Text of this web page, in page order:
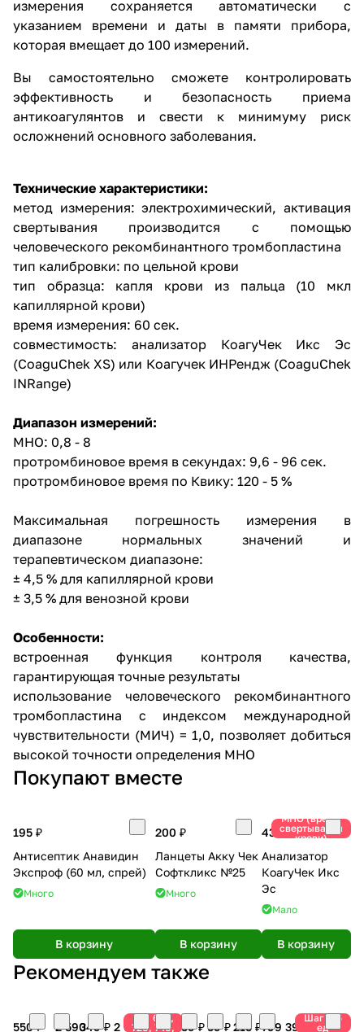
измерения сохраняется автоматически с
указанием времени и даты в памяти прибора,
которая вмещает до 100 измерений.
Вы самостоятельно сможете контролировать
эффективность и безопасность приема
антикоагулянтов и свести к минимуму риск
осложнений основного заболевания.
Технические характеристики:
метод измерения: электрохимический, активация
свертывания производится с помощью
человеческого рекомбинантного тромбопластина
тип калибровки: по цельной крови
тип образца: капля крови из пальца (10 мкл
капиллярной крови)
время измерения: 60 сек.
совместимость: анализатор КоагуЧек Икс Эс
(CoaguChek XS) или Коагучек ИНРендж (CoaguChek
INRange)
Диапазон измерений:
МНО: 0,8 - 8
протромбиновое время в секундах: 9,6 - 96 сек.
протромбиновое время по Квику: 120 - 5 %
Максимальная погрешность измерения в
диапазоне нормальных значений и
терапевтическом диапазоне:
± 4,5 % для капиллярной крови
± 3,5 % для венозной крови
Особенности:
встроенная функция контроля качества,
гарантирующая точные результаты
использование человеческого рекомбинантного
тромбопластина с индексом международной
чувствительности (МИЧ) = 1,0, позволяет добиться
высокой точности определения МНО
Покупают вместе
195 ₽
Антисептик Анавидин
Экспроф (60 мл, спрей)
Много
В корзину
200 ₽
Ланцеты Акку Чек
Софткликс №25
Много
В корзину
МНО (время
свертывания
крови)
43 900 ₽
Анализатор
КоагуЧек Икс
Эс
Мало
В корзину
Рекомендуем также
550 ₽
2 590349 ₽
для 640,
720, 740,
2 090 ₽ 190 59 ₽ 59 ₽215 ₽799
Шаг 0,5
ед
395 ₽